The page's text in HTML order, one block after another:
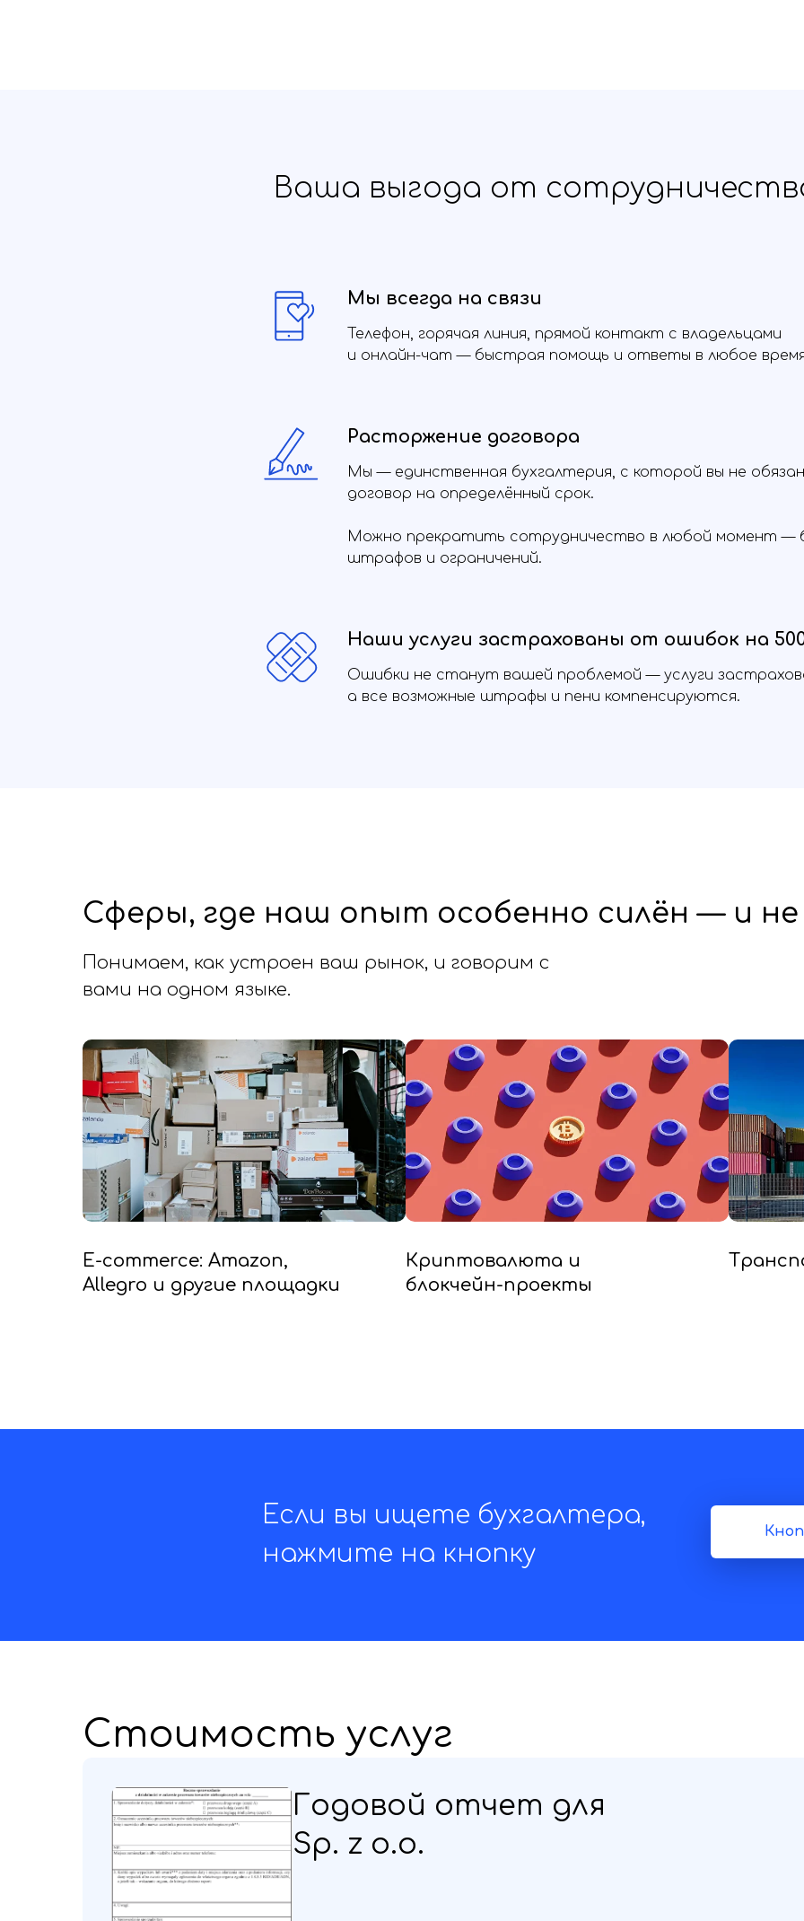
Ваша выгода от
Мы всегда на связи
Телефон, горячая линия, прямой контакт с владельцами
и онлайн-чат — быстрая помощь и ответы в любое
Расторжение договора
Мы — единственная бухгалтерия, с которой вы не
договор на определённый срок.
Можно прекратить сотрудничество в любой момент —
штрафов и ограничений.
Наши услуги застрахованы от ошибок на 500
Ошибки не станут вашей проблемой — услуги
а все возможные штрафы и пени компенсируются.
Сферы, где наш опыт особенно силён — и не
Понимаем, как устроен ваш рынок, и говорим с
вами на одном языке.
E-commerce: Amazon,
Allegro и другие площадки
Криптовалюта и
блокчейн-проекты
Если вы ищете бухгалтера,
нажмите на кнопку
Стоимость услуг
Годовой отчет для
Sp. z o.o.